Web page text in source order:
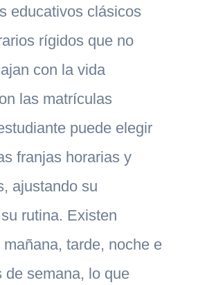
educativos clásicos
rígidos que no
con la vida
las matrículas
puede elegir
franjas horarias y
ajustando su
rutina. Existen
tarde, noche e
de semana, lo que